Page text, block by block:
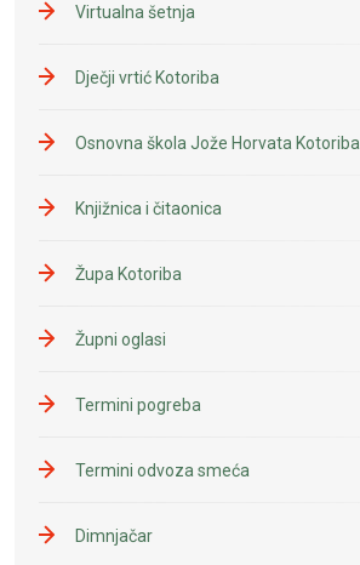
Virtualna šetnja
Dječji vrtić Kotoriba
Osnovna škola Jože Horvata Kotoriba
Knjižnica i čitaonica
Župa Kotoriba
Župni oglasi
Termini pogreba
Termini odvoza smeća
Dimnjačar